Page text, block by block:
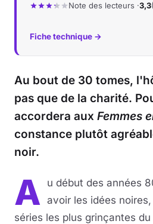
Note des lecteurs ·3,3
Fiche technique →
Au bout de 30 tomes,
pas que de la charité.
accordera aux Femmes
constance plutôt
noir.
A u début des années
avoir les idées
séries les plus grinçantes du